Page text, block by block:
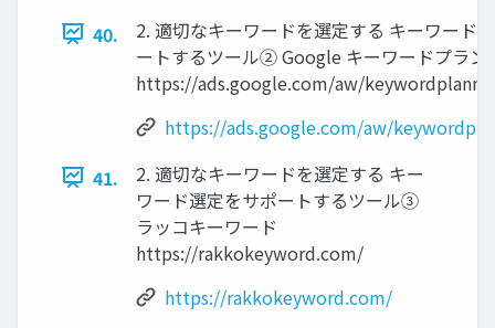
40.
2. 適切なキーワードを選定する キーワード
ートするツール② Google キーワードプラン
https://ads.google.com/aw/
https://ads.google.com/aw/
41.
2. 適切なキーワードを選定する キー
ワード選定をサポートするツール③
ラッコキーワード
https://rakkokeyword.com/
https://rakkokeyword.com/